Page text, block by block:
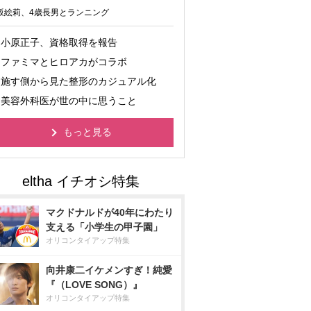
絵莉、4歳長男とランニング
小原正子、資格取得を報告
ファミマとヒロアカがコラボ
施す側から見た整形のカジュアル化
美容外科医が世の中に思うこと
もっと見る
マクドナルドが40年にわたり
支える「小学生の甲子園」
オリコンタイアップ特集
向井康二イケメンすぎ！純愛
『（LOVE SONG）』
オリコンタイアップ特集